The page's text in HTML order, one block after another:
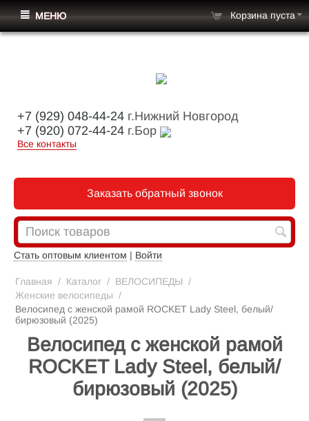
+7 (929) 048-44-24 г.Нижний Новгород
+7 (920) 072-44-24 г.Бор
Все контакты
Заказать обратный звонок
Стать оптовым клиентом | Войти
МЕНЮ Корзина пуста
Главная / Каталог / ВЕЛОСИПЕДЫ /
Женские велосипеды /
Велосипед с женской рамой ROCKET Lady Steel, белый/
бирюзовый (2025)
Велосипед с женской рамой
ROCKET Lady Steel, белый/
бирюзовый (2025)